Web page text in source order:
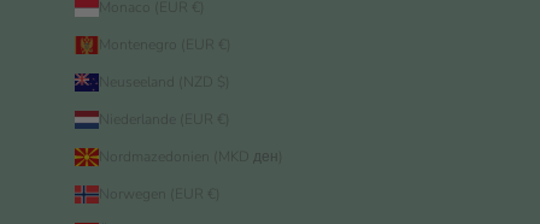
Monaco (EUR €)
Montenegro (EUR €)
Neuseeland (NZD $)
Niederlande (EUR €)
Nordmazedonien (MKD ден)
Norwegen (EUR €)